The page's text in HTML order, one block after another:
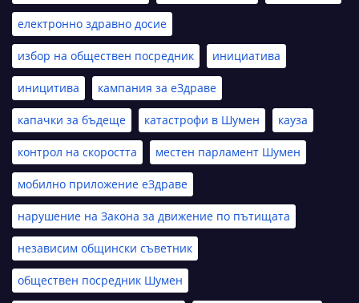
електронно здравно досие
избор на обществен посредник инициатива
иницитива кампания за еЗдраве
капачки за бъдеще катастрофи в Шумен кауза
контрол на скоростта местен парламент Шумен
мобилно приложение еЗдраве
нарушение на Закона за движение по пътищата
независим общински съветник
обществен посредник Шумен